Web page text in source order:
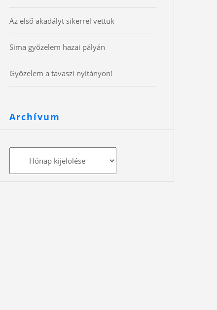
Az első akadályt sikerrel vettük
Sima győzelem hazai pályán
Győzelem a tavaszi nyitányon!
Archívum